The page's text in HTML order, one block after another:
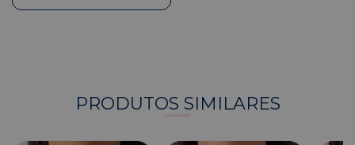
PRODUTOS SIMILARES